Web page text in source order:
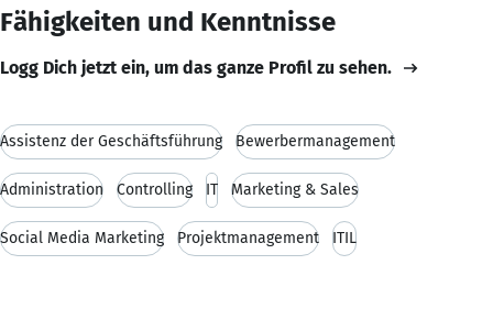
Fähigkeiten und Kenntnisse
Logg Dich jetzt ein, um das ganze Profil zu sehen.
Assistenz der Geschäftsführung Bewerbermanagement
Administration Controlling IT Marketing & Sales
Social Media Marketing Projektmanagement ITIL